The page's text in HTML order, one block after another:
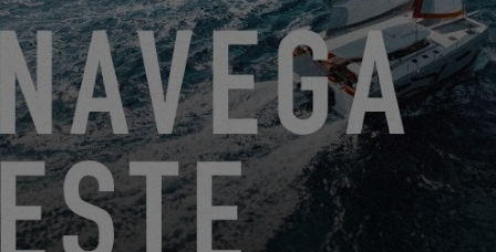
¿POR QUÉ ELEGIR UN CATAMARÁN PARA NAVEGAR
ALREDEDOR DEL MUNDO?
28.4.25